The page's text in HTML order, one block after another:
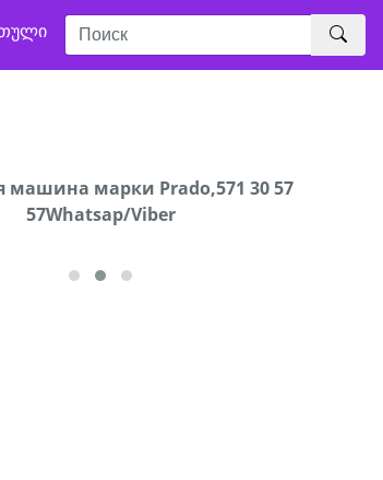
машина марки Prado,571 30 57
57Whatsap/Viber
под лощадь ,+995 551 08 62
72